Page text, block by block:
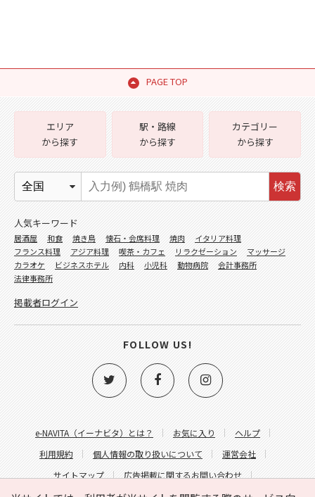
PAGE TOP
e-NAVITA（イーナビタ）とは？ お気に入り
ヘルプ
利用規約
個人情報の取り扱いについて
運営会社
サイトマップ
広告掲載に関するお問い合わせ
エリア
から探す
駅・路線
から探す
カテゴリー
から探す
検索
人気キーワード
居酒屋 和食 焼き鳥 懐石・会席料理 焼肉
イタリア料理
フランス料理
アジア料理 喫茶・カフェ リラクゼーション
マッサージ
カラオケ
ビジネスホテル 内科 小児科 動物病院
会計事務所
法律事務所
掲載者ログイン
FOLLOW US!